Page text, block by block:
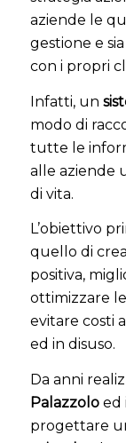
aziende le
gestione e
con i propri
Infatti, un
modo di
tutte le
alle aziende
di vita.
L’obiettivo
quello di
positiva,
ottimizzare
evitare costi
ed in disuso.
Da anni
Palazzolo ed
progettare